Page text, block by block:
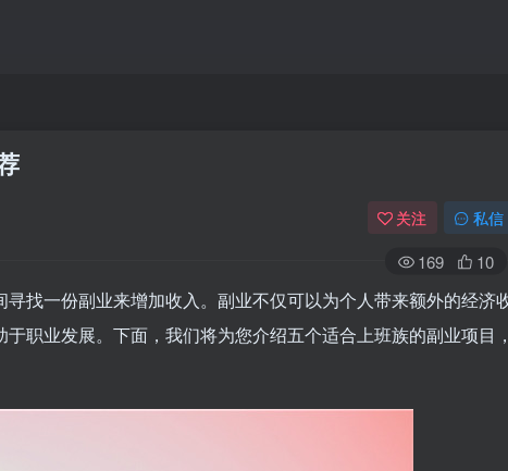
关注 私信
169 10
找一份副业来增加收入。副业不仅可以为个人带来额外的经济
职业发展。下面，我们将为您介绍五个适合上班族的副业项目